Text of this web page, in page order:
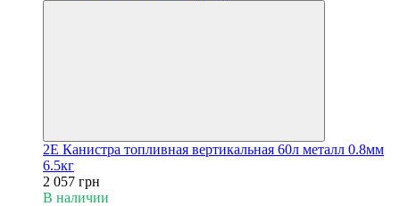
2E Канистра топливная вертикальная 60л металл 0.8мм
6.5кг
2 057 грн
В наличии